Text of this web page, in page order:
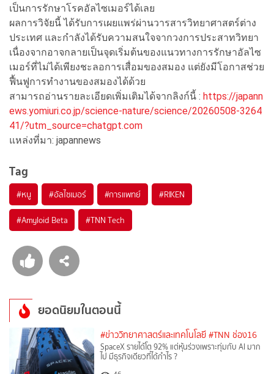
เป็นการรักษาโรคอัลไซเมอร์ได้เลย
ผลการวิจัยนี้ ได้รับการเผยแพร่ผ่านวารสารวิทยาศาสตร์ต่าง
ประเทศ และกำลังได้รับความสนใจจากวงการประสาทวิทยา
เนื่องจากอาจกลายเป็นจุดเริ่มต้นของแนวทางการรักษาอัลไซ
เมอร์ที่ไม่ได้เพียงชะลอการเสื่อมของสมอง แต่ยังมีโอกาสช่วย
ฟื้นฟูการทำงานของสมองได้ด้วย
สามารถอ่านรายละเอียดเพิ่มเติมได้จากลิงก์นี้ : https://japann
ews.yomiuri.co.jp/science-nature/science/20260508-3264
41/?utm_source=chatgpt.com
แหล่งที่มา: japannews
Tag
#หนู #อัลไซเมอร์ #การแพทย์ #RIKEN
#Amyloid Beta #TNN Tech
ยอดนิยมในตอนนี้
#ข่าววิทยาศาสตร์และเทคโนโลยี #TNN ช่อง16
SpaceX รายได้โต 92% แต่หุ้นร่วงเพราะทุ่มกับ AI มาก
ไป มีธุรกิจเดียวที่ได้กำไร ?